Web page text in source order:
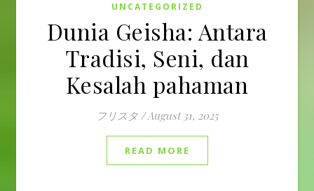
UNCATEGORIZED
Dunia Geisha: Antara
Tradisi, Seni, dan
Kesalah pahaman
フリスタ /August 31, 2025
READ MORE